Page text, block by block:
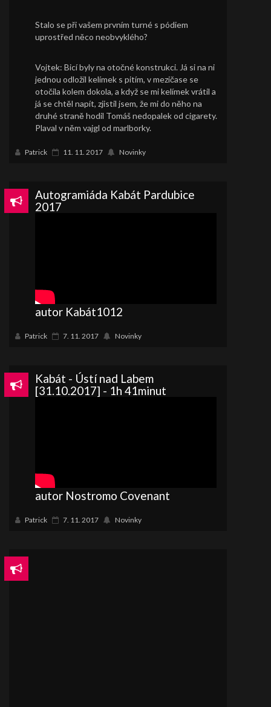
Stalo se při vašem prvním turné s pódiem
uprostřed něco neobvyklého?
Vojtek: Bicí byly na otočné konstrukci. Já si na ni
jednou odložil kelímek s pitím, v mezičase se
otočila kolem dokola, a když se mi kelímek vrátil a
já se chtěl napít, zjistil jsem, že mi do něho na
druhé straně hodil Tomáš nedopalek od cigarety.
Plaval v něm vajgl od marlborky.
Patrick 11. 11. 2017 Novinky
Autogramiáda Kabát Pardubice
2017
autor Kabát1012
Patrick 7. 11. 2017 Novinky
Kabát - Ústí nad Labem
[31.10.2017] - 1h 41minut
autor Nostromo Covenant
Patrick 7. 11. 2017 Novinky